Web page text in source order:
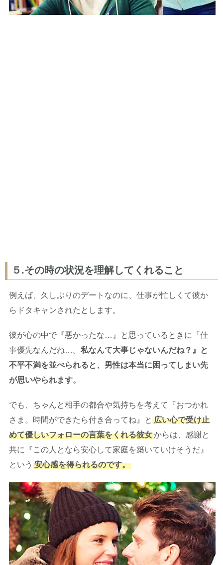
５.その時の状況を理解してくれること
例えば、久しぶりのデートなのに、仕事が忙しくて彼か
らドタキャンされたとします。
彼が心の中で『悪かったな…』と思っているときに『仕
事優先なんだね…。 私なんて大事じゃないんだね？』と
不平不満を並べられると、男性は本当に困ってしまい先
が思いやられます。
でも、ちゃんと相手の都合や気持ちを考えて『おつかれ
さま。時間ができたら付き合ってね』と 広い心で受け止
めて優しいフォローの言葉をくれる彼女からは、感謝と
共に『この人となら安心して家庭を築いていけそうだ』
という 安心感を得られるのです。